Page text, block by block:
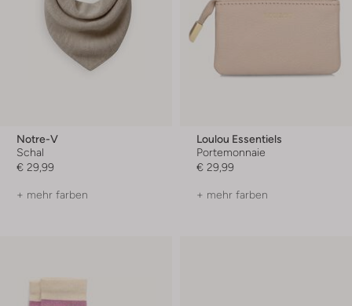
Notre-V
Schal
€ 29,99
+ mehr farben
Loulou Essentiels
Portemonnaie
€ 29,99
+ mehr farben